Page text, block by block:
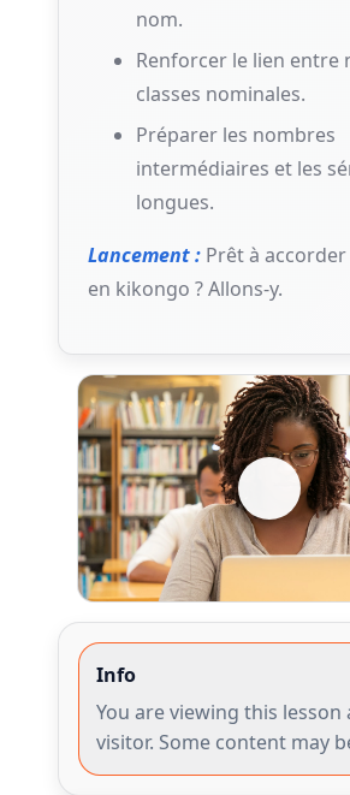
nom.
Renforcer le lien entre
classes nominales.
Préparer les nombres
intermédiaires et les
longues.
Lancement : Prêt à
en kikongo ? Allons-y.
Info
You are viewing this lesson
visitor. Some content may